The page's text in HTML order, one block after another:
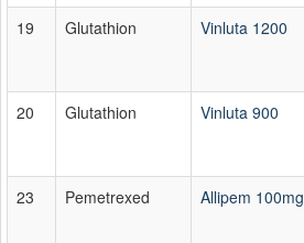
19 Glutathion Vinluta 1200
20 Glutathion Vinluta 900
23 Pemetrexed Allipem 100mg